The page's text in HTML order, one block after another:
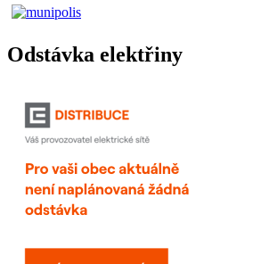
Odstávka elektřiny